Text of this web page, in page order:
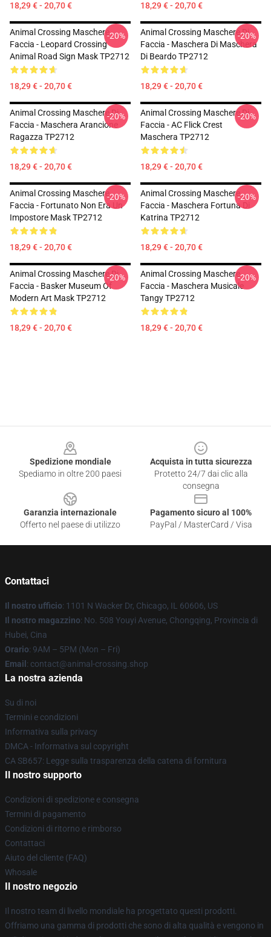
18,29 € - 20,70 € 18,29 € - 20,70 €
Animal Crossing Maschere
Faccia - Leopard Crossing
Animal Road Sign Mask TP2712
18,29 € - 20,70 €
-20%
Animal Crossing Maschere Di
Faccia - Maschera Di Maschera
Di Beardo TP2712
18,29 € - 20,70 €
-20%
Animal Crossing Maschere Di
Faccia - Maschera Arancione
Ragazza TP2712
18,29 € - 20,70 €
-20%
Animal Crossing Maschere Di
Faccia - AC Flick Crest
Maschera TP2712
18,29 € - 20,70 €
-20%
Animal Crossing Maschere
Faccia - Fortunato Non Era Un
Impostore Mask TP2712
18,29 € - 20,70 €
-20%
Animal Crossing Maschere
Faccia - Maschera Fortuna Di
Katrina TP2712
18,29 € - 20,70 €
-20%
Animal Crossing Maschere Di
Faccia - Basker Museum Of
Modern Art Mask TP2712
18,29 € - 20,70 €
-20%
Animal Crossing Maschere
Faccia - Maschera Musicale
Tangy TP2712
18,29 € - 20,70 €
-20%
Spedizione mondiale
Spediamo in oltre 200 paesi
Acquista in tutta sicurezza
Protetto 24/7 dai clic alla
consegna
Garanzia internazionale
Offerto nel paese di utilizzo
Pagamento sicuro al 100%
PayPal / MasterCard / Visa
Contattaci
Il nostro ufficio: 1101 N Wacker Dr, Chicago, IL 60606, US
Il nostro magazzino: No. 508 Youyi Avenue, Chongqing, Provincia di
Hubei, Cina
Orario: 9AM – 5PM (Mon – Fri)
Email : contact@animal-crossing.shop
La nostra azienda
Su di noi
Termini e condizioni
Informativa sulla privacy
DMCA - Informativa sul copyright
CA SB657: Legge sulla trasparenza della catena di fornitura
Il nostro supporto
Condizioni di spedizione e consegna
Termini di pagamento
Condizioni di ritorno e rimborso
Contattaci
Aiuto del cliente (FAQ)
Whosale
Il nostro negozio
Il nostro team di livello mondiale ha progettato questi prodotti.
Offriamo una gamma di prodotti che sono di alta qualità e vengono in